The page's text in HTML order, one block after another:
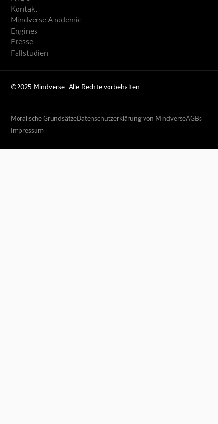
Kontakt
Mindverse Akademie
Engines
Presse
Fallstudien
©2025 Mindverse. Alle Rechte vorbehalten
Moralische GrundsätzeDatenschutzerklärung von MindverseAGBs
Impressum